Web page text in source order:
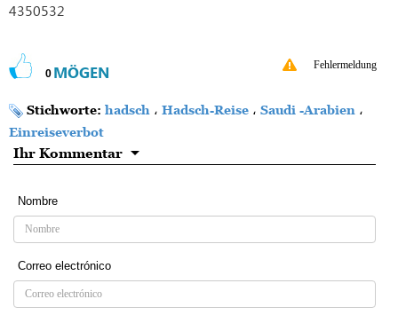
4350532
0 MÖGEN Fehlermeldung
Stichworte: hadsch ، Hadsch-Reise ، Saudi -Arabien ،
Einreiseverbot
Ihr Kommentar
Nombre
Correo electrónico